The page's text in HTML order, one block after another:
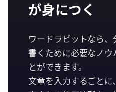
が身につく
ワードラビットなら
書くために必要なノ
とができます。
文章を入力するごと